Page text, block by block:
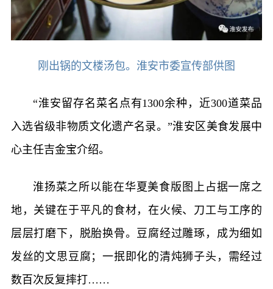
刚出锅的文楼汤包。淮安市委宣传部供图
“淮安留存名菜名点有1300余种，近300道菜品
入选省级非物质文化遗产名录。”淮安区美食发展中
心主任吉金宝介绍。
淮扬菜之所以能在华夏美食版图上占据一席之
地，关键在于平凡的食材，在火候、刀工与工序的
层层打磨下，脱胎换骨。豆腐经过雕琢，成为细如
发丝的文思豆腐；一抿即化的清炖狮子头，需经过
数百次反复摔打……